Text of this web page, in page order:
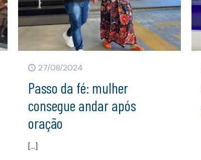
27/08/2024
Passo da fé: mulher
consegue andar após
oração
[…]